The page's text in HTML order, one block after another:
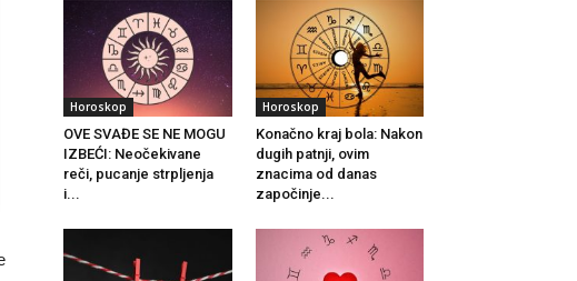
Horoskop
OVE SVAĐE SE NE MOGU
IZBEĆI: Neočekivane
reči, pucanje strpljenja
i...
Horoskop
Konačno kraj bola: Nakon
dugih patnji, ovim
znacima od danas
započinje...